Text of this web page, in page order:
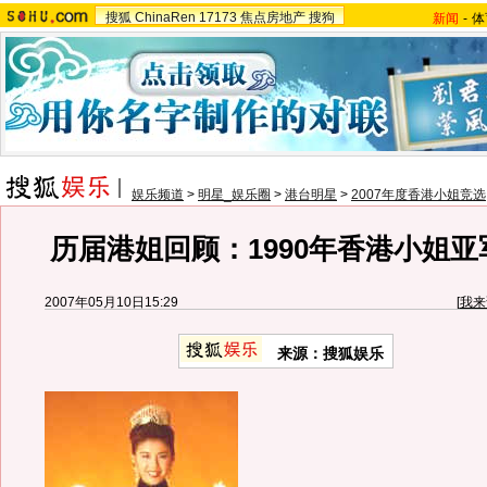
搜狐 ChinaRen 17173 焦点房地产 搜狗 新闻 -
娱乐频道 > 明星_娱乐圈 > 港台明星 > 2007年度香港小姐竞选
历届港姐回顾：1990年香港小姐
2007年05月10日15:29 [我
来源：搜狐娱乐